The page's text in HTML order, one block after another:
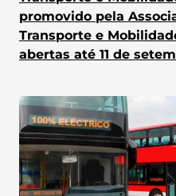
promovido pela
Transporte e
abertas até 11 de